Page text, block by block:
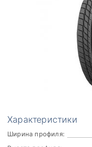
Характеристики
Ширина профиля: